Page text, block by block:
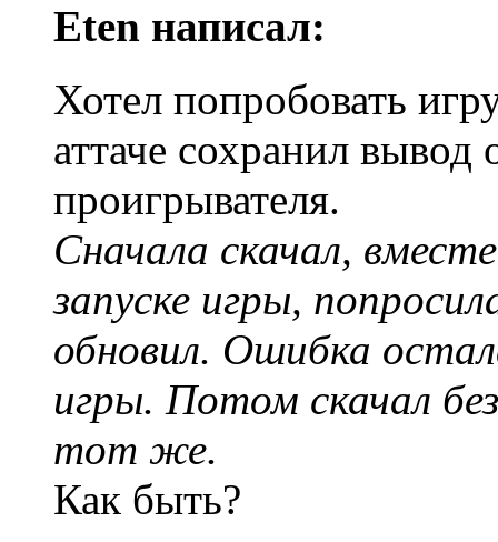
Eten написал:
Хотел попробовать
аттаче сохранил
проигрывателя.
Сначала скачал,
запуске игры,
обновил. Ошибка
игры. Потом скачал
тот же.
Как быть?